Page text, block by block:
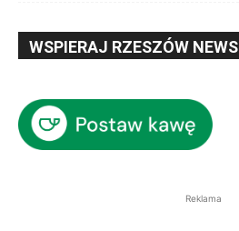
WSPIERAJ RZESZÓW NEWS
Reklama